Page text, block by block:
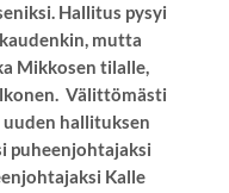
Hallitus pysyi
mutta
Mikkosen tilalle,
Välittömästi
hallituksen
puheenjohtajaksi
Kalle